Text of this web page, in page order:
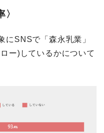
にSNSで「森永乳業」
ー)しているかについて